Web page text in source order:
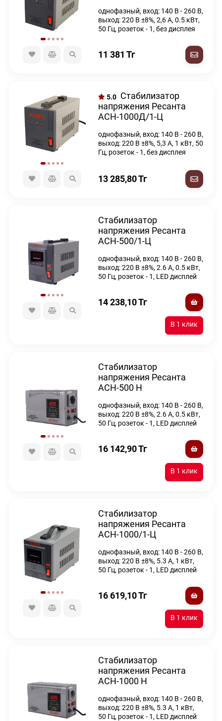
однофазный, вход: 140 В - 260 В,
выход: 220 В ±8%, 2,6 А, 0.5 кВт,
50 Гц, розеток - 1, без дисплея
11 381 Тг
5.0 Стабилизатор
напряжения Ресанта
АСН-1000Д/1-Ц
однофазный, вход: 140 В - 260 В,
выход: 220 В ±8%, 5,3 А, 1 кВт, 50
Гц, розеток - 1, без дисплея
13 285,80Тг
Стабилизатор
напряжения Ресанта
АСН-500/1-Ц
однофазный, вход: 140 В - 260 В,
выход: 220 В ±8%, 2.6 А, 0.5 кВт,
50 Гц, розеток - 1, LED дисплей
14 238,10Тг
Стабилизатор
напряжения Ресанта
АСН-500 Н
однофазный, вход: 140 В - 260 В,
выход: 220 В ±8%, 2.6 А, 0.5 кВт,
50 Гц, розеток - 1, LED дисплей
16 142,90Тг
Стабилизатор
напряжения Ресанта
АСН-1000/1-Ц
однофазный, вход: 140 В - 260 В,
выход: 220 В ±8%, 5.3 А, 1 кВт,
50 Гц, розеток - 1, LED дисплей
16 619,10Тг
Стабилизатор
напряжения Ресанта
АСН-1000 Н
однофазный, вход: 140 В - 260 В,
выход: 220 В ±8%, 5.3 А, 1 кВт,
50 Гц, розеток - 1, LED дисплей